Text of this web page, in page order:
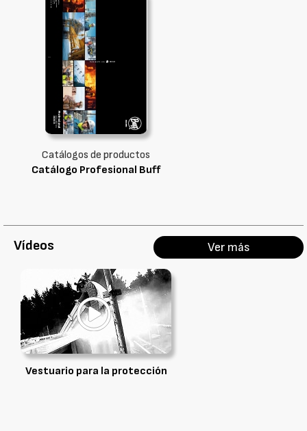
Catálogos de productos
Catálogo Profesional Buff
Vídeos Ver más
Vestuario para la protección